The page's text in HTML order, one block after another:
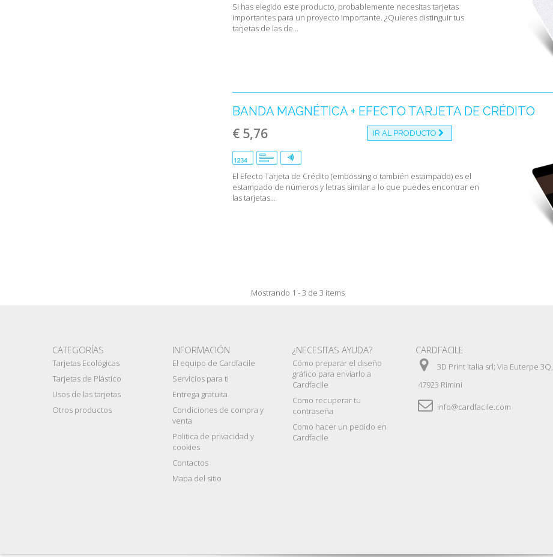
Si has elegido este producto, probablemente necesitas tarjetas
importantes para un proyecto importante. ¿Quieres distinguir tus
tarjetas de las de...
BANDA MAGNÉTICA + EFECTO TARJETA DE CRÉDITO
€ 5,76 IR AL PRODUCTO
El Efecto Tarjeta de Crédito (embossing o también estampado) es el
estampado de números y letras similar a lo que puedes encontrar en
las tarjetas...
Mostrando 1 - 3 de 3 items
CATEGORÍAS
Tarjetas Ecológicas
Tarjetas de Plástico
Usos de las tarjetas
Otros productos
INFORMACIÓN
El equipo de Cardfacile
Servicios para ti
Entrega gratuita
Condiciones de compra y
venta
Politica de privacidad y
cookies
Contactos
Mapa del sitio
¿NECESITAS AYUDA?
Cómo preparar el diseño
gráfico para enviarlo a
Cardfacile
Como recuperar tu
contraseña
Como hacer un pedido en
Cardfacile
CARDFACILE
3D Print Italia srl; Via Euterpe 3Q,
47923 Rimini
info@cardfacile.com